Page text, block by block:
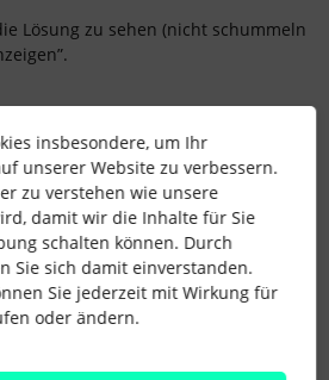
Lösung zu sehen (nicht schummeln
Team
dies
insbesondere, um Ihr
unserer Website zu verbessern.
zu verstehen wie unsere
damit wir die Inhalte für Sie
schalten können. Durch
Sie sich damit einverstanden.
Sie jederzeit mit Wirkung für
oder ändern.